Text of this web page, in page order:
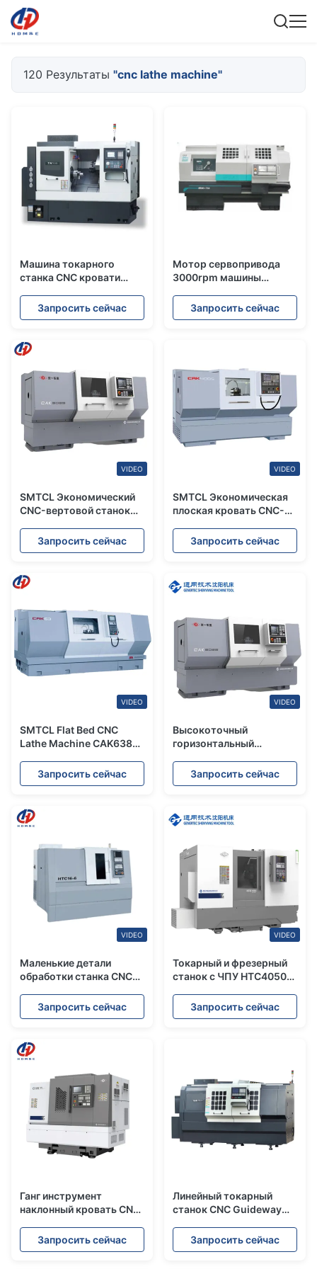
120 Результаты "cnc lathe machine"
Машина токарного
станка CNC кровати
центра мельницы
поворота CNC Hdtn600
Запросить сейчас
Мотор сервопривода
3000rpm машины
плоской кровати
CKD6140i 5.5KW
Запросить сейчас
VIDEO
SMTCL Экономический
CNC-вертовой станок
кровать CNC-вертовой
станок 500 мм CNC-
Запросить сейчас
VIDEO
SMTCL Экономическая
плоская кровать CNC-
CAK4085 CNC-вертовая
машина
Запросить сейчас
VIDEO
SMTCL Flat Bed CNC
Lathe Machine CAK6385
ЧПУЗапросить сейчас
VIDEO
Высокоточный
горизонтальный
CAK5085
Металлорежущий
Плоскошлифовальный
станок с ЧПУ
Запросить сейчас
VIDEO
Маленькие детали
обработки станка CNC
HTC16-6 рукава
шпиндель Банды
кровати CNC токарный
станк
Запросить сейчас
VIDEO
Токарный и фрезерный
станок с ЧПУ HTC4050s
мм Токарный станок с
ЧПУ
Запросить сейчас
Ганг инструмент
наклонный кровать CNC
Автоматический тип
банды станка с
Запросить сейчас
Линейный токарный
станок CNC Guideway
механической
обработке CNC FTL550
Запросить сейчас